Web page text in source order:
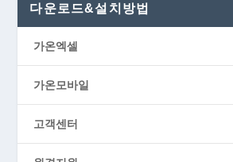
다운로드&설치방법
가온엑셀
가온모바일
고객센터